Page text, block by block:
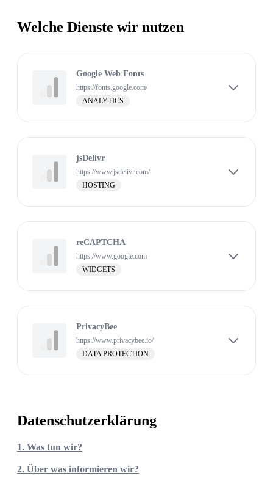
Welche Dienste wir nutzen
Google Web Fonts
https://fonts.google.com/
ANALYTICS
jsDelivr
https://www.jsdelivr.com/
HOSTING
reCAPTCHA
https://www.google.com
WIDGETS
PrivacyBee
https://www.privacybee.io/
DATA PROTECTION
Datenschutzerklärung
1. Was tun wir?
2. Über was informieren wir?